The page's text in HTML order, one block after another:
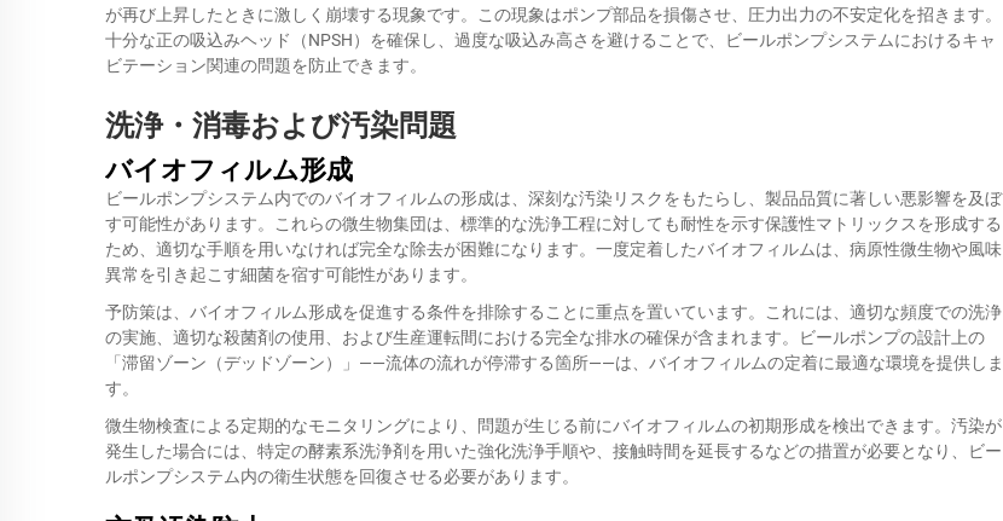
が再び上昇したときに激しく崩壊する現象です。この現象はポンプ部品を損傷させ、圧力出力の不安定化を招きます。
十分な正の吸込みヘッド（NPSH）を確保し、過度な吸込み高さを避けることで、ビールポンプシステムにおけるキャ
ビテーション関連の問題を防止できます。
洗浄・消毒および汚染問題
バイオフィルム形成
ビールポンプシステム内でのバイオフィルムの形成は、深刻な汚染リスクをもたらし、製品品質に著しい悪影響を及ぼ
す可能性があります。これらの微生物集団は、標準的な洗浄工程に対しても耐性を示す保護性マトリックスを形成する
ため、適切な手順を用いなければ完全な除去が困難になります。一度定着したバイオフィルムは、病原性微生物や風味
異常を引き起こす細菌を宿す可能性があります。
予防策は、バイオフィルム形成を促進する条件を排除することに重点を置いています。これには、適切な頻度での洗浄
の実施、適切な殺菌剤の使用、および生産運転間における完全な排水の確保が含まれます。ビールポンプの設計上の
「滞留ゾーン（デッドゾーン）」——流体の流れが停滞する箇所——は、バイオフィルムの定着に最適な環境を提供しま
す。
微生物検査による定期的なモニタリングにより、問題が生じる前にバイオフィルムの初期形成を検出できます。汚染が
発生した場合には、特定の酵素系洗浄剤を用いた強化洗浄手順や、接触時間を延長するなどの措置が必要となり、ビー
ルポンプシステム内の衛生状態を回復させる必要があります。